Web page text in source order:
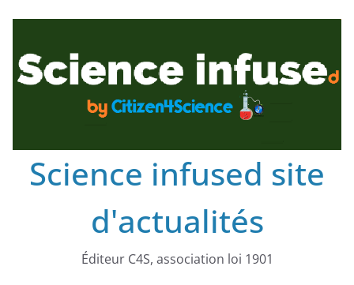
Science infused site
d'actualités
Éditeur C4S, association loi 1901